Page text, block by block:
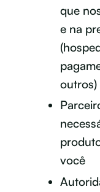
que
e na
outros)
você